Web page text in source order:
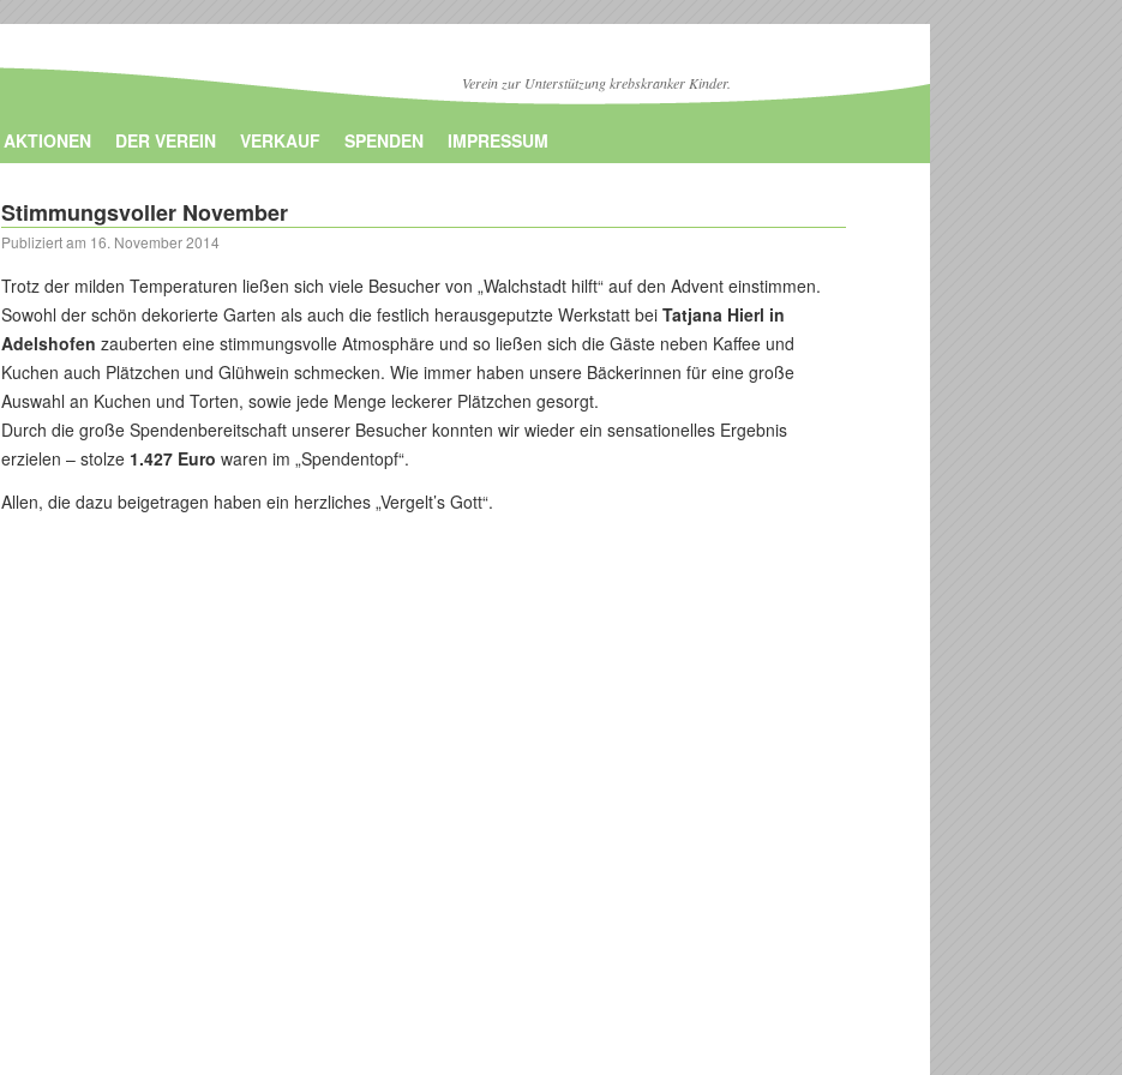
Verein zur Unterstützung krebskranker Kinder.
AKTIONEN DER VEREIN VERKAUF SPENDEN IMPRESSUM
Stimmungsvoller November
Publiziert am 16. November 2014
Trotz der milden Temperaturen ließen sich viele Besucher von „Walchstadt hilft“ auf den Advent einstimmen.
Sowohl der schön dekorierte Garten als auch die festlich herausgeputzte Werkstatt bei Tatjana Hierl in
Adelshofen zauberten eine stimmungsvolle Atmosphäre und so ließen sich die Gäste neben Kaffee und
Kuchen auch Plätzchen und Glühwein schmecken. Wie immer haben unsere Bäckerinnen für eine große
Auswahl an Kuchen und Torten, sowie jede Menge leckerer Plätzchen gesorgt.
Durch die große Spendenbereitschaft unserer Besucher konnten wir wieder ein sensationelles Ergebnis
erzielen – stolze 1.427 Euro waren im „Spendentopf“.
Allen, die dazu beigetragen haben ein herzliches „Vergelt’s Gott“.